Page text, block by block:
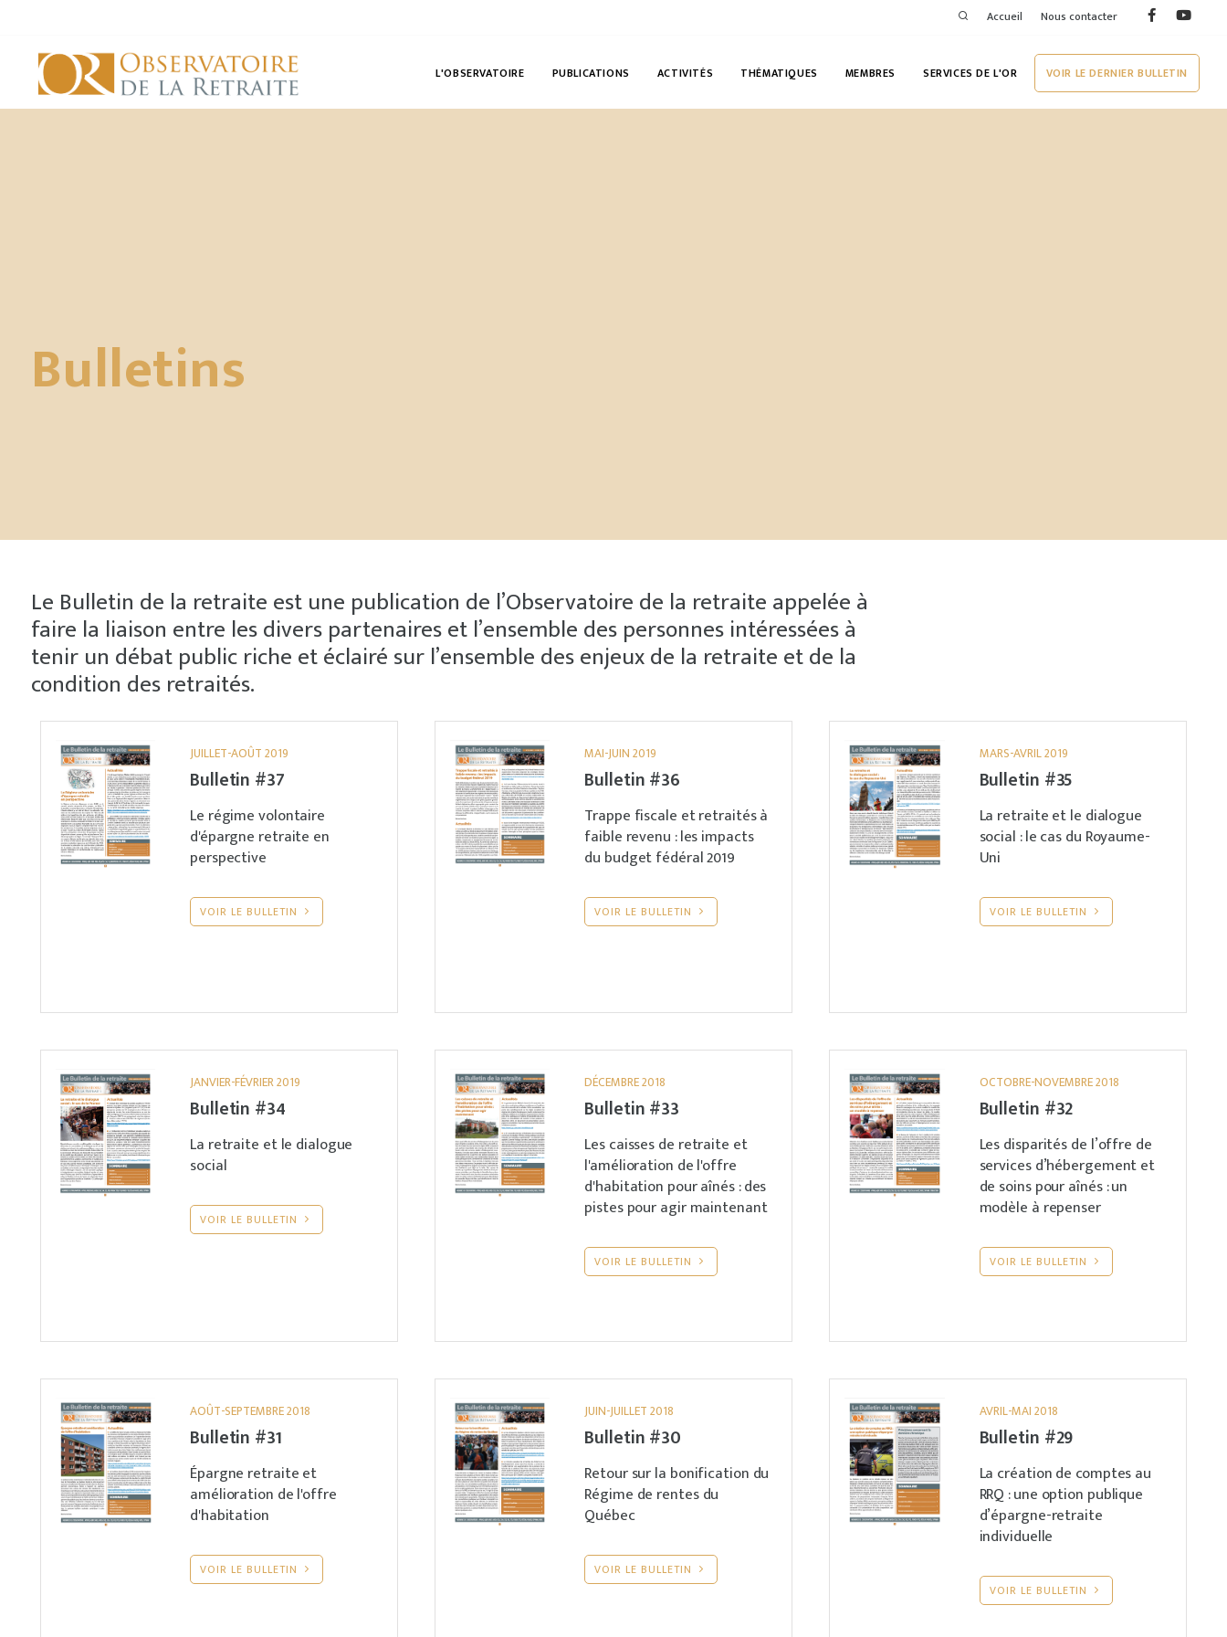
Accueil Nous contacter
L'OBSERVATOIRE PUBLICATIONS ACTIVITÉS THÉMATIQUES MEMBRES SERVICES DE L'OR VOIR LE DERNIER BULLETIN
Bulletins
Le Bulletin de la retraite est une publication de l’Observatoire de la retraite appelée à
faire la liaison entre les divers partenaires et l’ensemble des personnes intéressées à
tenir un débat public riche et éclairé sur l’ensemble des enjeux de la retraite et de la
condition des retraités.
JUILLET-AOÛT 2019
Bulletin #37
Le régime volontaire
d'épargne retraite en
perspective
VOIR LE BULLETIN
MAI-JUIN 2019
Bulletin #36
Trappe fiscale et retraités à
faible revenu : les impacts
du budget fédéral 2019
VOIR LE BULLETIN
MARS-AVRIL 2019
Bulletin #35
La retraite et le dialogue
social : le cas du Royaume-
Uni
VOIR LE BULLETIN
JANVIER-FÉVRIER 2019
Bulletin #34
La retraite et le dialogue
social
VOIR LE BULLETIN
DÉCEMBRE 2018
Bulletin #33
Les caisses de retraite et
l'amélioration de l'offre
d'habitation pour aînés : des
pistes pour agir maintenant
VOIR LE BULLETIN
OCTOBRE-NOVEMBRE 2018
Bulletin #32
Les disparités de l’offre de
services d’hébergement et
de soins pour aînés : un
modèle à repenser
VOIR LE BULLETIN
AOÛT-SEPTEMBRE 2018
Bulletin #31
Épargne retraite et
amélioration de l'offre
d'habitation
VOIR LE BULLETIN
JUIN-JUILLET 2018
Bulletin #30
Retour sur la bonification du
Régime de rentes du
Québec
VOIR LE BULLETIN
AVRIL-MAI 2018
Bulletin #29
La création de comptes au
RRQ : une option publique
d’épargne-retraite
individuelle
VOIR LE BULLETIN